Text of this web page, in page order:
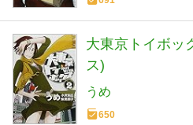
大東京トイボッ
ス)
うめ
650